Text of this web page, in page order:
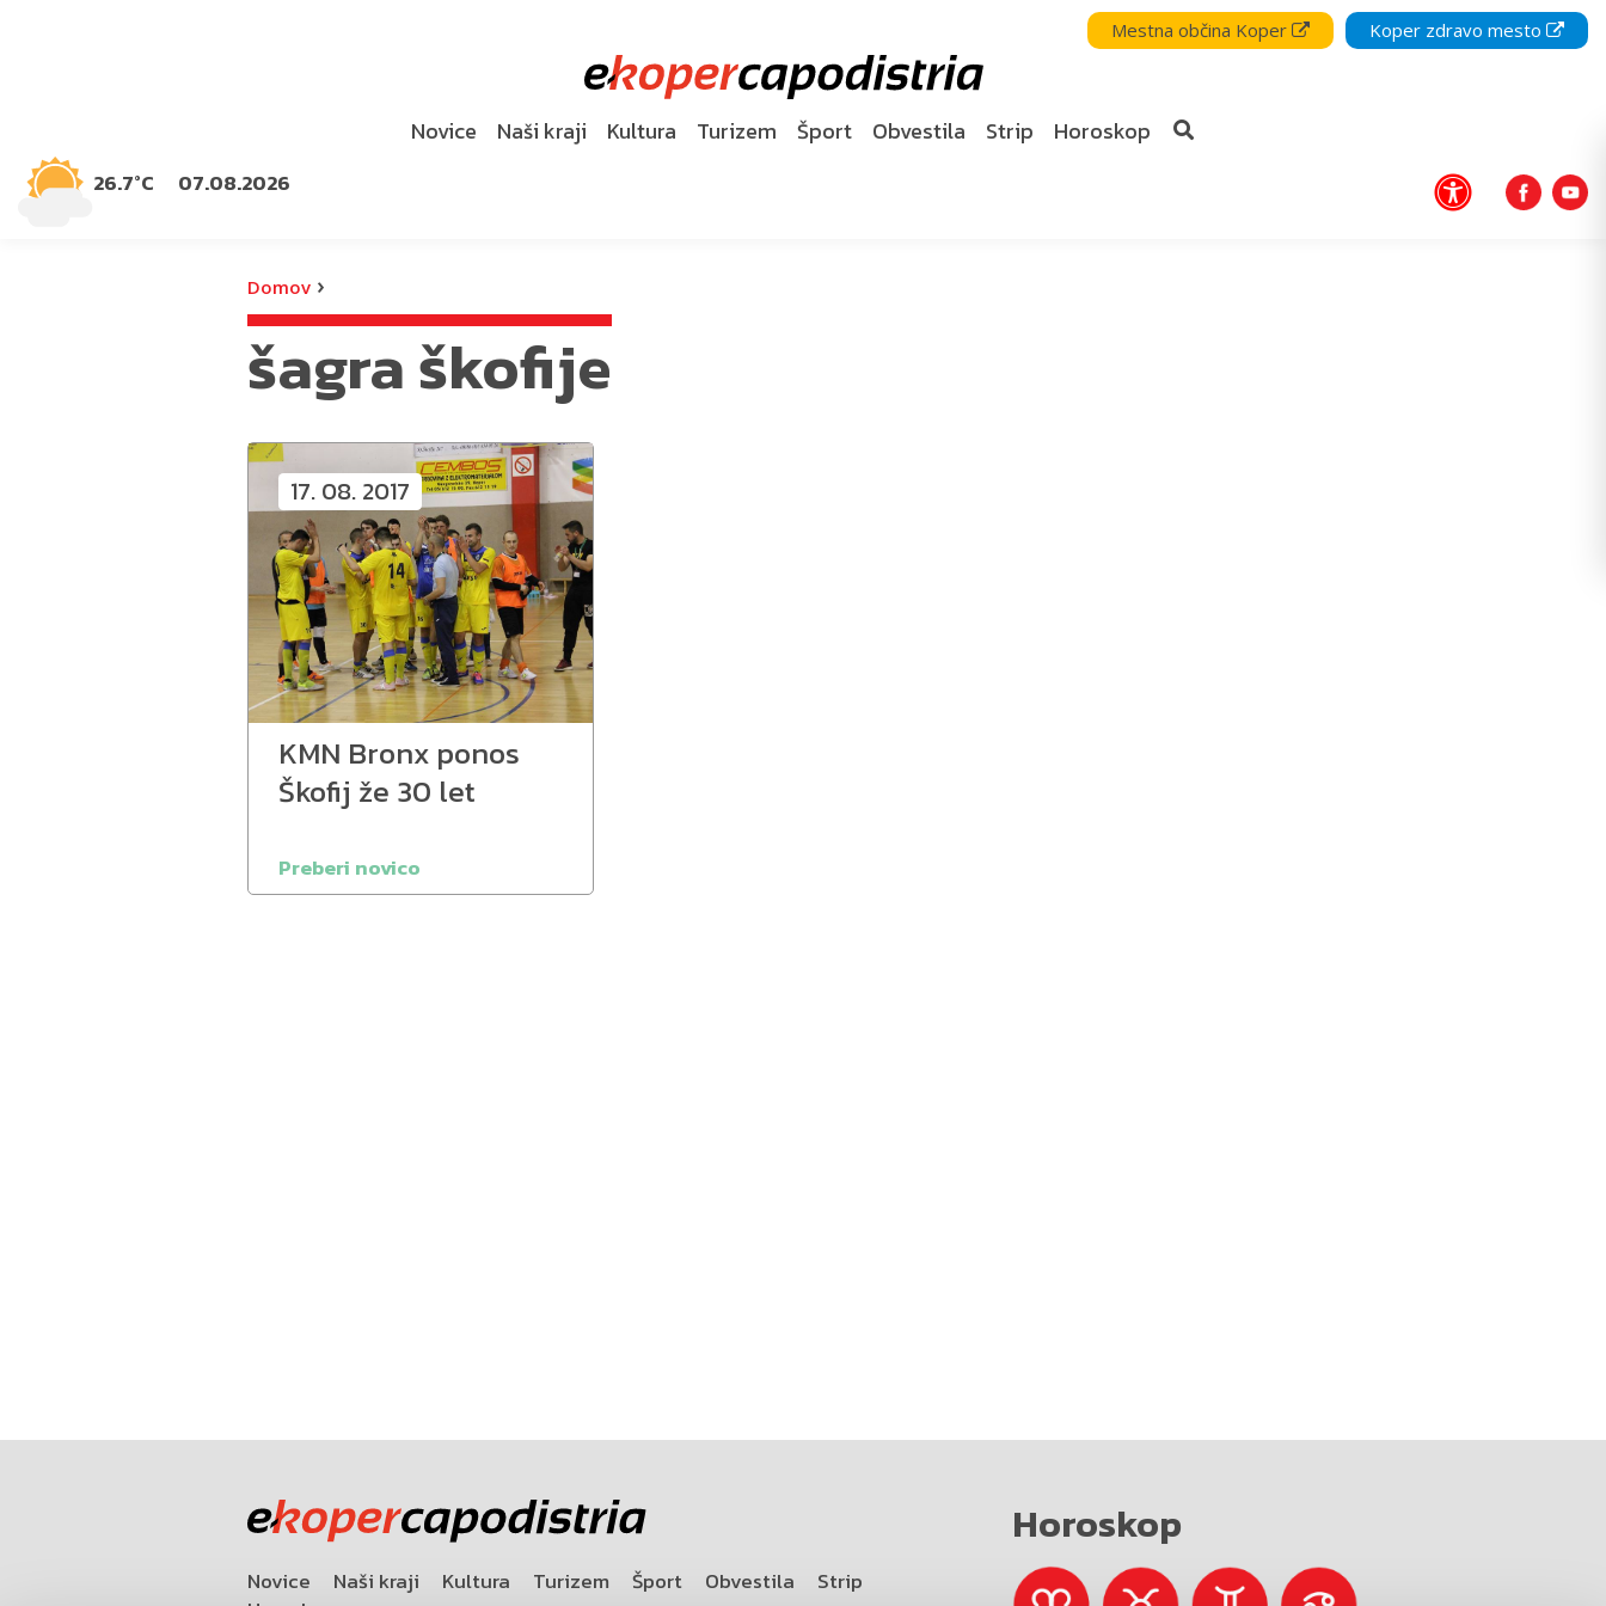
Mestna občina Koper Koper zdravo mesto
26.7°C 07.08.2026
Novice Naši kraji Kultura Turizem Šport Obvestila Strip Horoskop
Domov ›
šagra škofije
17. 08. 2017
KMN Bronx ponos
Škofij že 30 let
Preberi novico
Novice Naši kraji Kultura Turizem Šport Obvestila
Strip
Horoskop